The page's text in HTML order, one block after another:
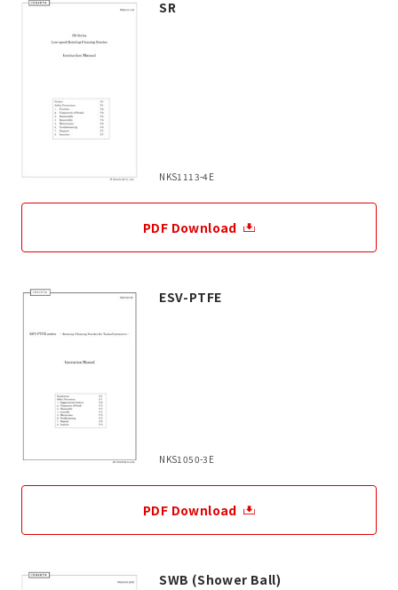
SR
NKS1113-4E
PDF Download
ESV-PTFE
NKS1050-3E
PDF Download
SWB (Shower Ball)